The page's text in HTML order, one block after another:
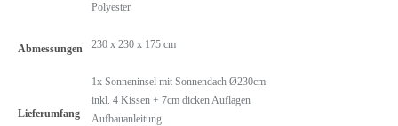
Polyester
Abmessungen 230 x 230 x 175 cm
Lieferumfang
1x Sonneninsel mit Sonnendach Ø230cm
inkl. 4 Kissen + 7cm dicken Auflagen
Aufbauanleitung